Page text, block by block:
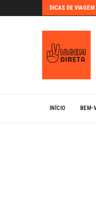
DICAS DE VIAGEM
INÍCIO BEM-